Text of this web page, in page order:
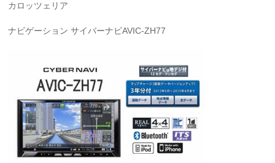
カロッツェリア
ナビゲーション サイバーナビAVIC-ZH77